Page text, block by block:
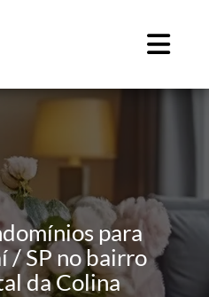
para
/ SP no bairro
da Colina